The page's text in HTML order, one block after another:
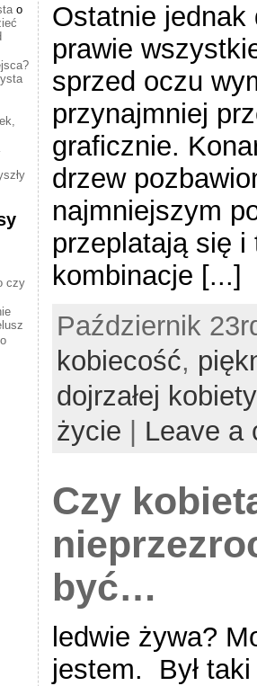
o
czy
Ostatnie jednak
prawie
sprzed oczu
przynajmniej
graficznie.
drzew
najmniejszym
przeplatają się
kombinacje [...]
Październik
kobiecość,
dojrzałej kobiety
życie
Leave a
Czy
być…
ledwie żywa?
jestem. Był